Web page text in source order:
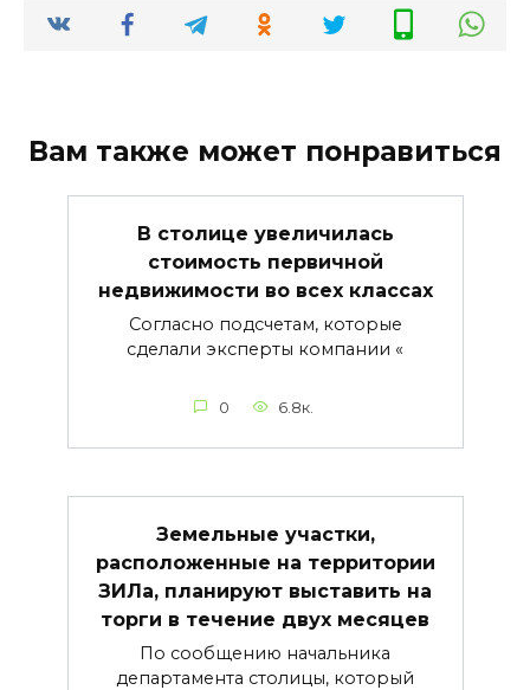
Вам также может понравиться
В столице увеличилась
стоимость первичной
недвижимости во всех классах
Согласно подсчетам, которые
сделали эксперты компании «
0 6.8к.
Земельные участки,
расположенные на территории
ЗИЛа, планируют выставить на
торги в течение двух месяцев
По сообщению начальника
департамента столицы, который